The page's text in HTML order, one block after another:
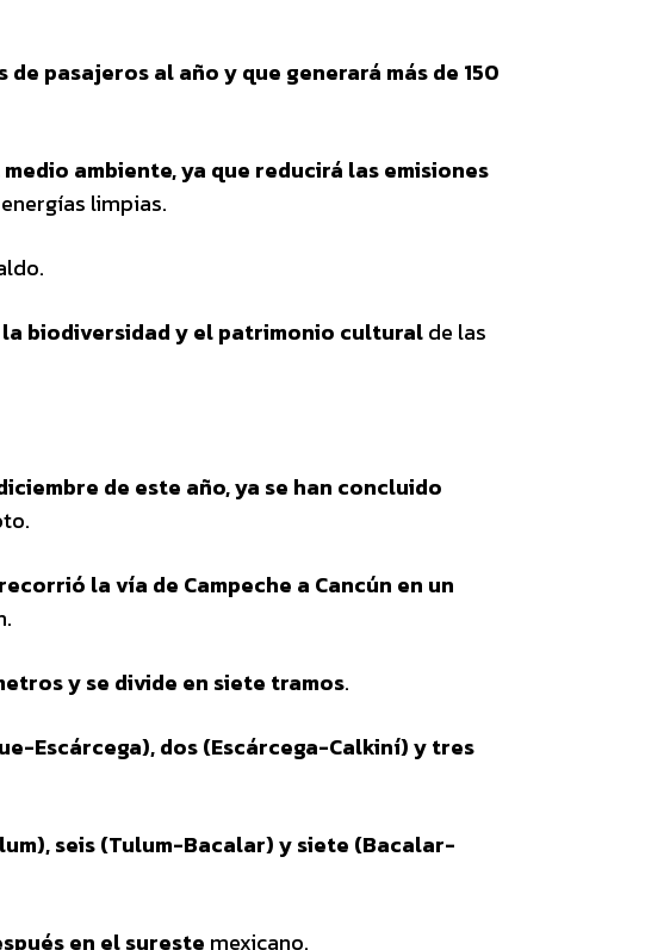
pasajeros al año y que generará más de 150
ambiente, ya que reducirá las emisiones
limpias.
biodiversidad y el patrimonio culturalde las
de este año, ya se han concluido
la vía de Campeche a Cancún en un
y se divide en siete tramos.
Escárcega), dos (Escárcega-Calkiní) y tres
seis (Tulum-Bacalar) y siete (Bacalar-
en el sureste mexicano.